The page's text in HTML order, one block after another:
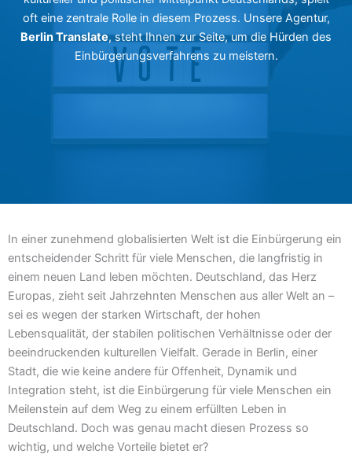
oft eine zentrale Rolle in diesem Prozess. Unsere Agentur,
Berlin Translate, steht Ihnen zur Seite, um die Hürden des
Einbürgerungsverfahrens zu meistern.
In einer zunehmend globalisierten Welt ist die Einbürgerung ein
entscheidender Schritt für viele Menschen, die langfristig in
einem neuen Land leben möchten. Deutschland, das Herz
Europas, zieht seit Jahrzehnten Menschen aus aller Welt an –
sei es wegen der starken Wirtschaft, der hohen
Lebensqualität, der stabilen politischen Verhältnisse oder der
beeindruckenden kulturellen Vielfalt. Gerade in Berlin, einer
Stadt, die wie keine andere für Offenheit, Dynamik und
Integration steht, ist die Einbürgerung für viele Menschen ein
Meilenstein auf dem Weg zu einem erfüllten Leben in
Deutschland. Doch was genau macht diesen Prozess so
wichtig, und welche Vorteile bietet er?